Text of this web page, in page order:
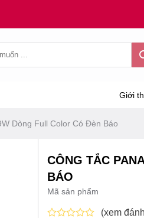
Giới
Dòng Full Color Có Đèn Báo
CÔNG TẮC
BÁO
Mã sản phẩm
(xem